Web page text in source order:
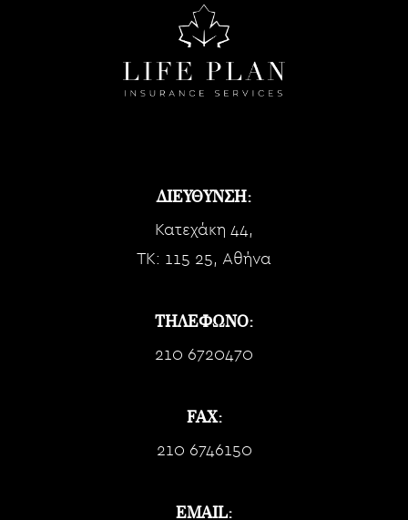
ΔΙΕΥΘΥΝΣΗ:
Κατεχάκη 44,
TK: 115 25, Αθήνα
ΤΗΛΕΦΩΝΟ:
210 6720470
FAX:
210 6746150
EMAIL: